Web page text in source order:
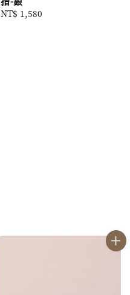
Regular
NT$ 1,580